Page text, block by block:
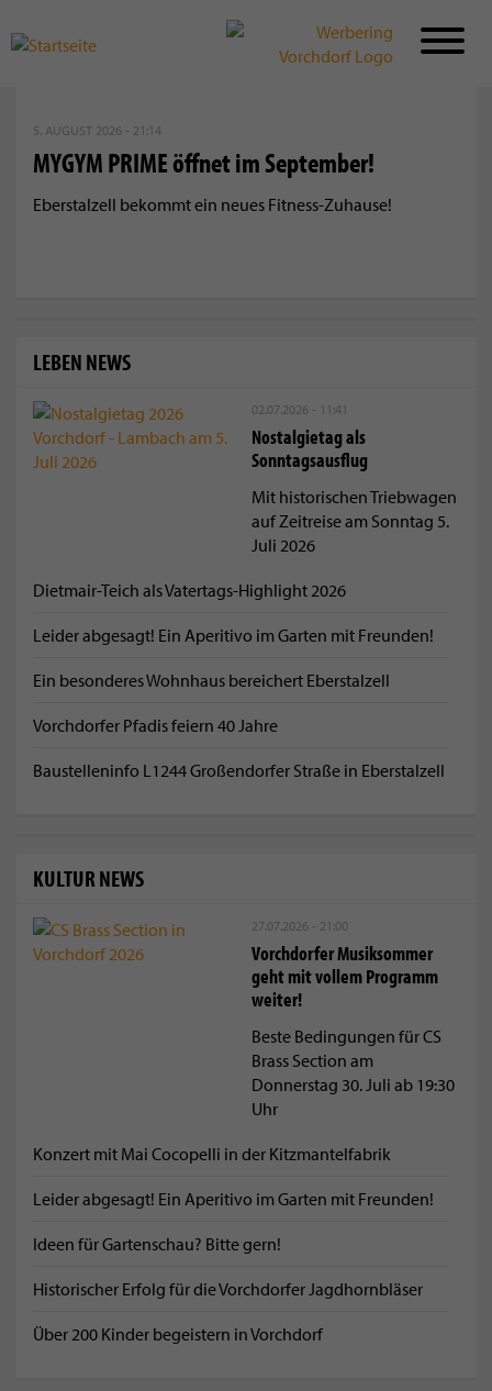
5. AUGUST 2026 - 21:14
MYGYM PRIME öffnet im September!
Eberstalzell bekommt ein neues Fitness-Zuhause!
LEBEN NEWS
02.07.2026 - 11:41
Nostalgietag als
Sonntagsausflug
Mit historischen Triebwagen
auf Zeitreise am Sonntag 5.
Juli 2026
Dietmair-Teich als Vatertags-Highlight 2026
Leider abgesagt! Ein Aperitivo im Garten mit Freunden!
Ein besonderes Wohnhaus bereichert Eberstalzell
Vorchdorfer Pfadis feiern 40 Jahre
Baustelleninfo L1244 Großendorfer Straße in Eberstalzell
KULTUR NEWS
27.07.2026 - 21:00
Vorchdorfer Musiksommer
geht mit vollem Programm
weiter!
Beste Bedingungen für CS
Brass Section am
Donnerstag 30. Juli ab 19:30
Uhr
Konzert mit Mai Cocopelli in der Kitzmantelfabrik
Leider abgesagt! Ein Aperitivo im Garten mit Freunden!
Ideen für Gartenschau? Bitte gern!
Historischer Erfolg für die Vorchdorfer Jagdhornbläser
Über 200 Kinder begeistern in Vorchdorf